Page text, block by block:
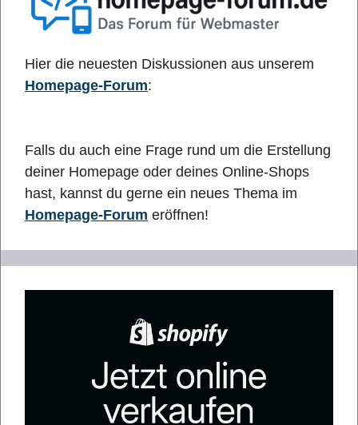
Hier die neuesten Diskussionen aus unserem
Homepage-Forum:
Falls du auch eine Frage rund um die Erstellung
deiner Homepage oder deines Online-Shops
hast, kannst du gerne ein neues Thema im
Homepage-Forum eröffnen!